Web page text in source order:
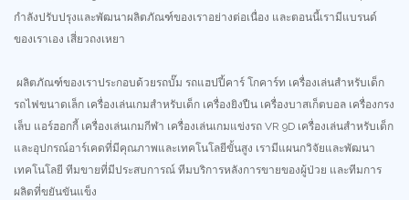
กำลังปรับปรุงและพัฒนาผลิตภัณฑ์ของเราอย่างต่อเนื่อง และตอนนี้เรามีแบรนด์
ของเราเอง เสี่ยวถงเหยา
ผลิตภัณฑ์ของเราประกอบด้วยรถบั๊ม รถแฮปปี้คาร์ โกคาร์ท เครื่องเล่นสำหรับเด็ก
รถไฟขนาดเล็ก เครื่องเล่นเกมสำหรับเด็ก เครื่องยิงปืน เครื่องบาสเก็ตบอล เครื่องกรง
เล็บ แอร์ฮอกกี้ เครื่องเล่นเกมกีฬา เครื่องเล่นเกมแข่งรถ VR 9D เครื่องเล่นสำหรับเด็ก
และอุปกรณ์อาร์เคดที่มีคุณภาพและเทคโนโลยีขั้นสูง เรามีแผนกวิจัยและพัฒนา
เทคโนโลยี ทีมขายที่มีประสบการณ์ ทีมบริการหลังการขายของผู้ป่วย และทีมการ
ผลิตที่ขยันขันแข็ง